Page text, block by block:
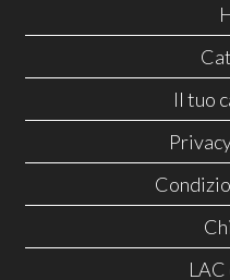
Il tuo